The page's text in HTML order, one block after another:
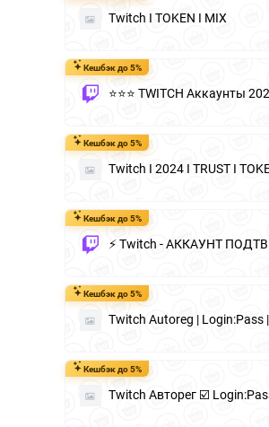
Twitch I TOKEN I MIX
Кешбэк до 5%
⭐⭐⭐ TWITCH Аккаунты
Кешбэк до 5%
Twitch I 2024 I TRUST I
Кешбэк до 5%
⚡ Twitch - АККАУНТ
Кешбэк до 5%
Twitch Autoreg | Login:Pass
Кешбэк до 5%
Twitch Авторег ☑️